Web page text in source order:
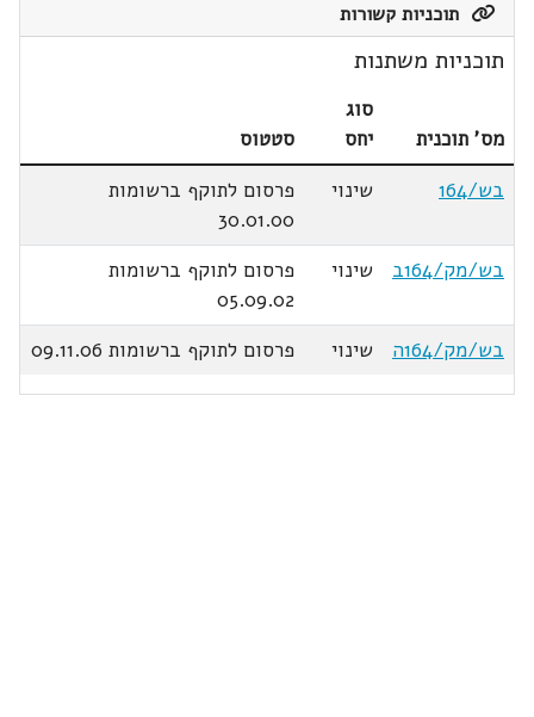
תוכניות קשורות
תוכניות משתנות
מס' תוכנית
סוג
יחס
סטטוס
בש/164
שינוי
פרסום לתוקף ברשומות
30.01.00
בש/מק/164ב
שינוי
פרסום לתוקף ברשומות
05.09.02
בש/מק/164ה
שינוי פרסום לתוקף ברשומות 09.11.06